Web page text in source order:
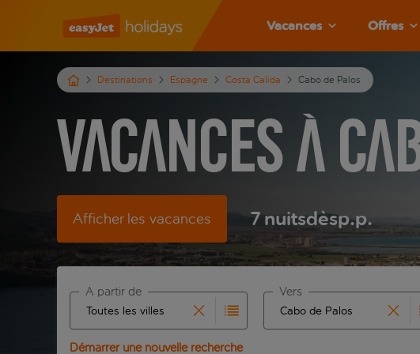
Vacances Offres
Destinations Espagne Costa Calida Cabo de Palos
Vacances à
Afficher les vacances 7nuitsdèsp.p.
Commencez à taper pour la saisie automatique. Lorsque
À partir de
Commencez à taper pour
Vers
Démarrer une nouvelle recherche